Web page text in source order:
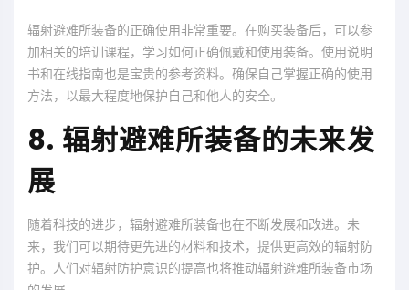
辐射避难所装备的正确使用非常重要。在购买装备后，可以参
加相关的培训课程，学习如何正确佩戴和使用装备。使用说明
书和在线指南也是宝贵的参考资料。确保自己掌握正确的使用
方法，以最大程度地保护自己和他人的安全。
8. 辐射避难所装备的未来发
展
随着科技的进步，辐射避难所装备也在不断发展和改进。未
来，我们可以期待更先进的材料和技术，提供更高效的辐射防
护。人们对辐射防护意识的提高也将推动辐射避难所装备市场